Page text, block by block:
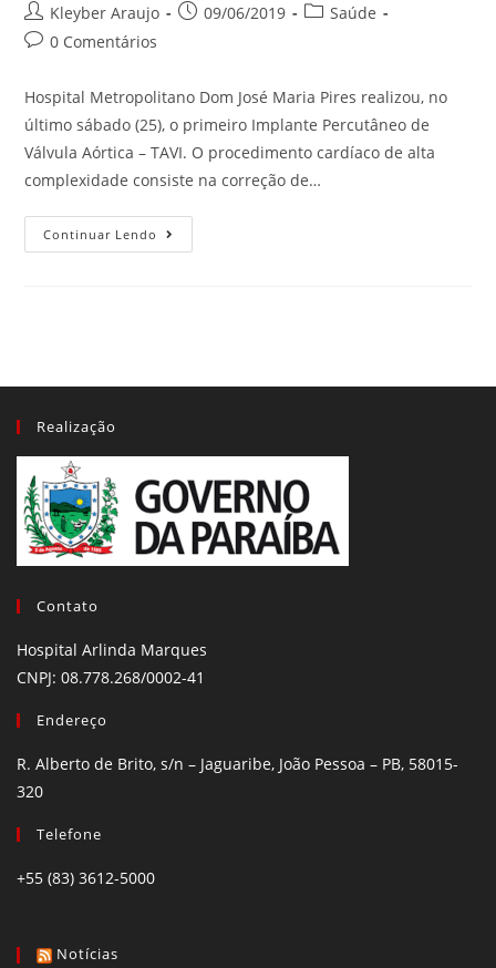
Post
author:
Kleyber Araujo
Post09/06/2019
PostSaúde
Post0 Comentários
Hospital Metropolitano Dom José Maria Pires realizou, no
último sábado (25), o primeiro Implante Percutâneo de
Válvula Aórtica – TAVI. O procedimento cardíaco de alta
complexidade consiste na correção de…
Continuar Lendo Cirurgia
Inédita
Sucesso
Realização
Contato
Hospital Arlinda Marques
CNPJ: 08.778.268/0002-41
Endereço
R. Alberto de Brito, s/n – Jaguaribe, João Pessoa – PB, 58015-
320
Telefone
+55 (83) 3612-5000
Notícias